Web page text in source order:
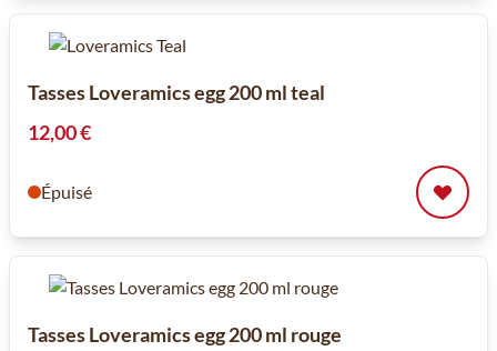
Tasses Loveramics egg 200 ml teal
12,00 €
Épuisé
Tasses Loveramics egg 200 ml rouge